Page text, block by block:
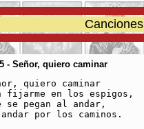
- Señor, quiero caminar
quiero caminar
fijarme en los espigos,
se pegan al andar,
por los caminos.